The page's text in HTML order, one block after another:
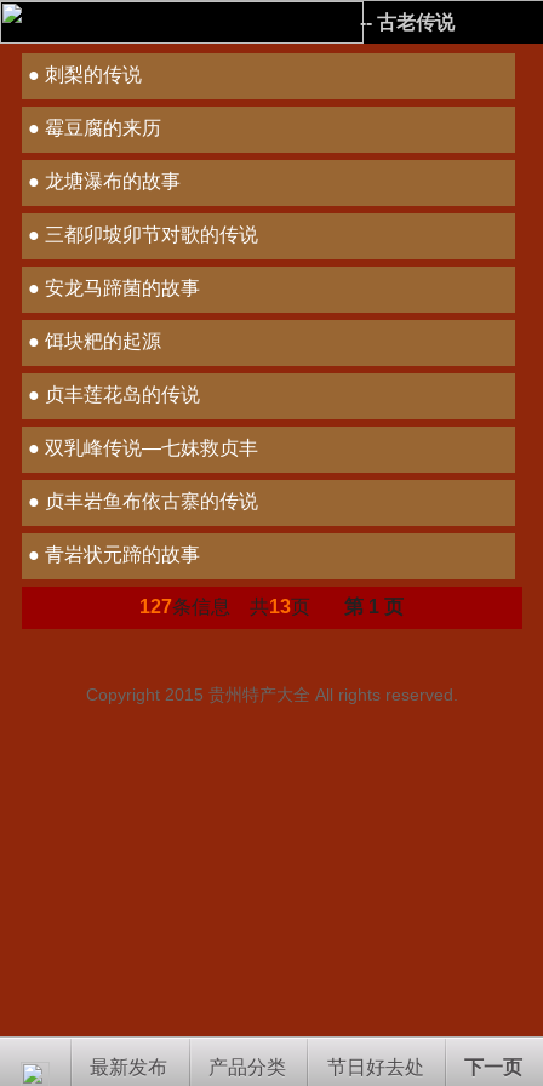
-- 古老传说
● 刺梨的传说
● 霉豆腐的来历
● 龙塘瀑布的故事
● 三都卯坡卯节对歌的传说
● 安龙马蹄菌的故事
● 饵块粑的起源
● 贞丰莲花岛的传说
● 双乳峰传说—七妹救贞丰
● 贞丰岩鱼布依古寨的传说
● 青岩状元蹄的故事
127条信息 共13页 第 1 页
Copyright 2015 贵州特产大全 All rights reserved.
最新发布 产品分类 节日好去处 下一页